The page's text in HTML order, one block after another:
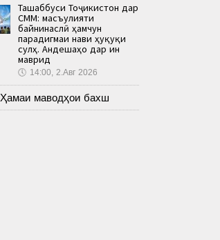
Ташаббуси Тоҷикистон дар
СММ: масъулияти
байнинаслӣ ҳамчун
парадигмаи нави ҳуқуқи
сулҳ. Андешаҳо дар ин
маврид
🕔 14:00, 2.Авг 2026
Ҳамаи маводҳои бахш